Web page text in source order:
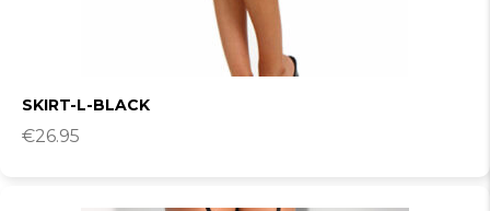
SKIRT-L-BLACK
€26.95